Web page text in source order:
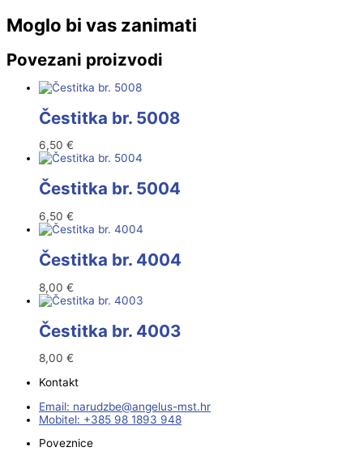
Moglo bi vas zanimati
Povezani proizvodi
Čestitka br. 5008
6,50 €
Čestitka br. 5004
6,50 €
Čestitka br. 4004
8,00 €
Čestitka br. 4003
8,00 €
Kontakt
Email:
rh.tsm-sulegna
@ebzduran
Mobitel: +385 98 1893 948
Poveznice